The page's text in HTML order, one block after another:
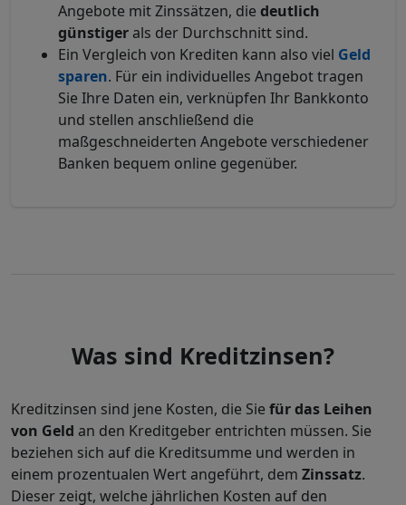
Angebote mit Zinssätzen, die deutlich
günstigerals der Durchschnitt sind.
Ein Vergleich von Krediten kann also viel Geld
sparen. Für ein individuelles Angebot tragen
Sie Ihre Daten ein, verknüpfen Ihr Bankkonto
und stellen anschließend die
maßgeschneiderten Angebote verschiedener
Banken bequem online gegenüber.
Was sind Kreditzinsen?
Kreditzinsen sind jene Kosten, die Sie für das Leihen
von Geld an den Kreditgeber entrichten müssen. Sie
beziehen sich auf die Kreditsumme und werden in
einem prozentualen Wert angeführt, dem Zinssatz.
Dieser zeigt, welche jährlichen Kosten auf den